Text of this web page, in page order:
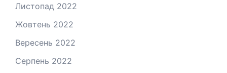
Листопад 2022
Жовтень 2022
Вересень 2022
Серпень 2022